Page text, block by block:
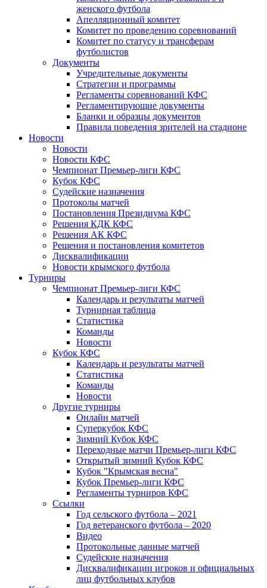
женского футбола
Апелляционный комитет
Комитет по проведению соревнований
Комитет по статусу и трансферам
футболистов
Документы
Учредительные документы
Стратегии и программы
Регламенты соревнований КФС
Регламентирующие документы
Бланки и образцы документов
Правила поведения зрителей на стадионе
Новости
Новости
Новости КФС
Чемпионат Премьер-лиги КФС
Кубок КФС
Судейские назначения
Протоколы матчей
Постановления Президиума КФС
Решения КДК КФС
Решения АК КФС
Решения и постановления комитетов
Дисквалификации
Новости крымского футбола
Турниры
Чемпионат Премьер-лиги КФС
Календарь и результаты матчей
Турнирная таблица
Статистика
Команды
Новости
Кубок КФС
Календарь и результаты матчей
Статистика
Команды
Новости
Другие турниры
Онлайн матчей
Суперкубок КФС
Зимний Кубок КФС
Переходные матчи Премьер-лиги КФС
Открытый зимний Кубок КФС
Кубок "Крымская весна"
Кубок Премьер-лиги КФС
Регламенты турниров КФС
Ссылки
Год сельского футбола – 2021
Год ветеранского футбола – 2020
Видео
Протокольные данные матчей
Судейские назначения
Дисквалификации игроков и официальных
лиц футбольных клубов